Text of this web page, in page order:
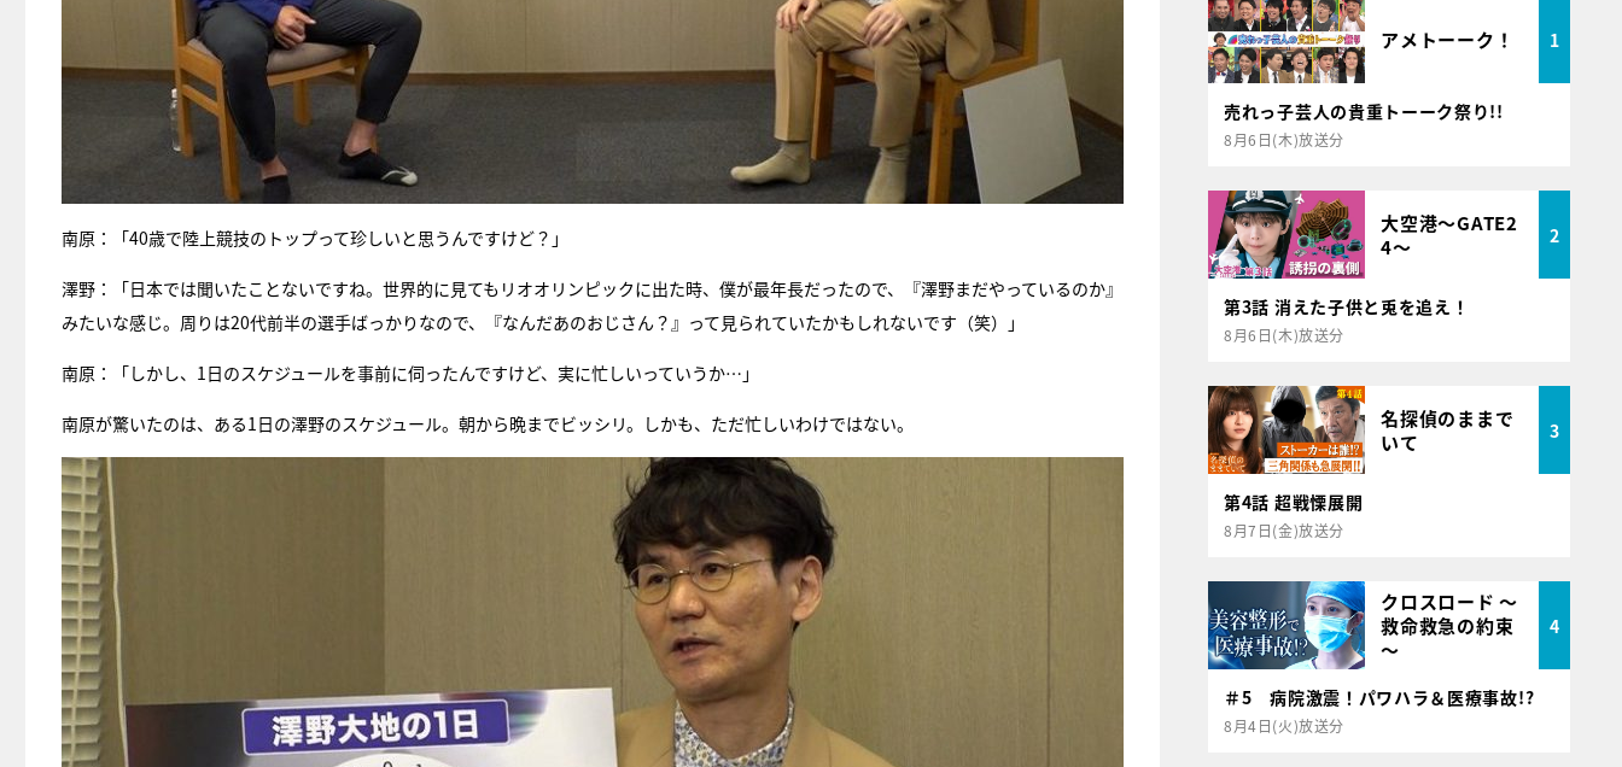
南原：「40歳で陸上競技のトップって珍しいと思うんですけど？」
澤野：「日本では聞いたことないですね。世界的に見てもリオオリンピックに出た時、僕が最年長だったので、『澤野まだやっているのか』
みたいな感じ。周りは20代前半の選手ばっかりなので、『なんだあのおじさん？』って見られていたかもしれないです（笑）」
南原：「しかし、1日のスケジュールを事前に伺ったんですけど、実に忙しいっていうか…」
南原が驚いたのは、ある1日の澤野のスケジュール。朝から晩までビッシリ。しかも、ただ忙しいわけではない。
アメトーーク！ 1
売れっ子芸人の貴重トーーク祭り!!
8月6日(木)放送分
大空港～GATE2
4～
2
第3話 消えた子供と兎を追え！
8月6日(木)放送分
名探偵のままで
いて
3
第4話 超戦慄展開
8月7日(金)放送分
クロスロード ～
救命救急の約束
～
4
＃5 病院激震！パワハラ＆医療事故!?
8月4日(火)放送分